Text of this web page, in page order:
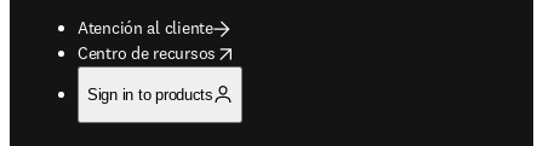
Atención al cliente
Centro de recursos
opens in new tab/window
Sign in to products